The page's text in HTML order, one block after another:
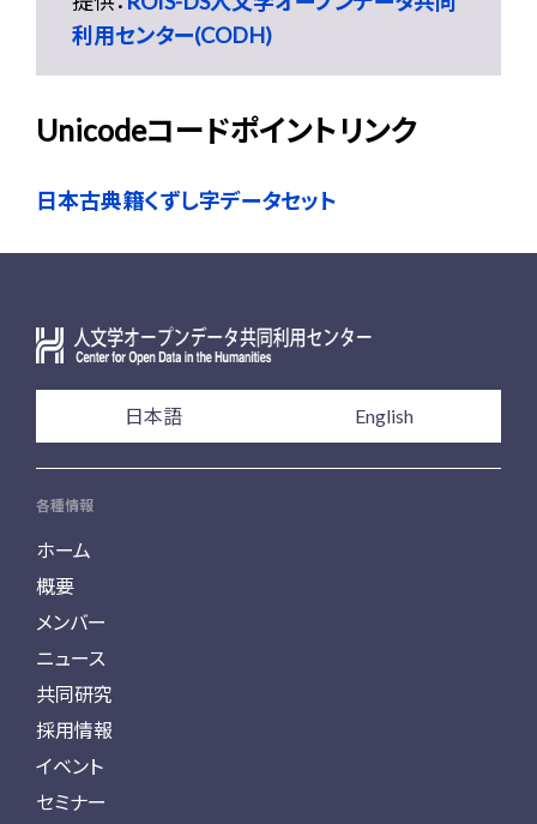
利用センター(CODH)
Unicodeコードポイントリンク
日本古典籍くずし字データセット
日本語 English
各種情報
ホーム
概要
メンバー
ニュース
共同研究
採用情報
イベント
セミナー